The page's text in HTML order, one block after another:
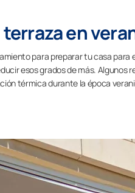
en
para preparar tu casa
esos grados de más. Algunos
térmica durante la época